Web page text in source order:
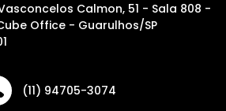
Calmon, 51 - Sala 808 -
Office - Guarulhos/SP
(11) 94705-3074